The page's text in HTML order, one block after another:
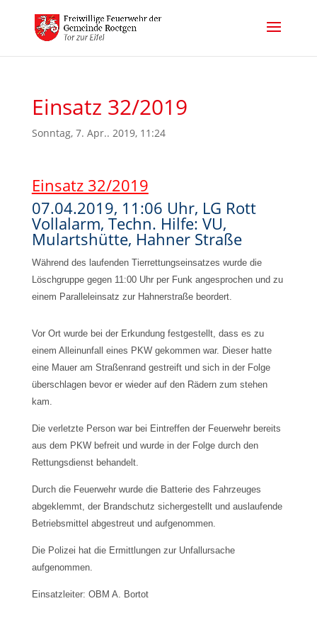
Einsatz 32/2019
Sonntag, 7. Apr.. 2019, 11:24
Einsatz 32/2019
07.04.2019, 11:06 Uhr, LG Rott
Vollalarm, Techn. Hilfe: VU,
Mulartshütte, Hahner Straße
Während des laufenden Tierrettungseinsatzes wurde die
Löschgruppe gegen 11:00 Uhr per Funk angesprochen und zu
einem Paralleleinsatz zur Hahnerstraße beordert.
Vor Ort wurde bei der Erkundung festgestellt, dass es zu
einem Alleinunfall eines PKW gekommen war. Dieser hatte
eine Mauer am Straßenrand gestreift und sich in der Folge
überschlagen bevor er wieder auf den Rädern zum stehen
kam.
Die verletzte Person war bei Eintreffen der Feuerwehr bereits
aus dem PKW befreit und wurde in der Folge durch den
Rettungsdienst behandelt.
Durch die Feuerwehr wurde die Batterie des Fahrzeuges
abgeklemmt, der Brandschutz sichergestellt und auslaufende
Betriebsmittel abgestreut und aufgenommen.
Die Polizei hat die Ermittlungen zur Unfallursache
aufgenommen.
Einsatzleiter: OBM A. Bortot